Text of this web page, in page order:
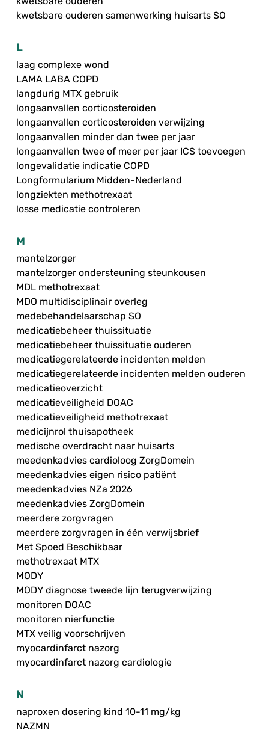
kwetsbare ouderen samenwerking huisarts SO
L
laag complexe wond
LAMA LABA COPD
langdurig MTX gebruik
longaanvallen corticosteroiden
longaanvallen corticosteroiden verwijzing
longaanvallen minder dan twee per jaar
longaanvallen twee of meer per jaar ICS toevoegen
longevalidatie indicatie COPD
Longformularium Midden-Nederland
longziekten methotrexaat
losse medicatie controleren
M
mantelzorger
mantelzorger ondersteuning steunkousen
MDL methotrexaat
MDO multidisciplinair overleg
medebehandelaarschap SO
medicatiebeheer thuissituatie
medicatiebeheer thuissituatie ouderen
medicatiegerelateerde incidenten melden
medicatiegerelateerde incidenten melden ouderen
medicatieoverzicht
medicatieveiligheid DOAC
medicatieveiligheid methotrexaat
medicijnrol thuisapotheek
medische overdracht naar huisarts
meedenkadvies cardioloog ZorgDomein
meedenkadvies eigen risico patiënt
meedenkadvies NZa 2026
meedenkadvies ZorgDomein
meerdere zorgvragen
meerdere zorgvragen in één verwijsbrief
Met Spoed Beschikbaar
methotrexaat MTX
MODY
MODY diagnose tweede lijn terugverwijzing
monitoren DOAC
monitoren nierfunctie
MTX veilig voorschrijven
myocardinfarct nazorg
myocardinfarct nazorg cardiologie
N
naproxen dosering kind 10-11 mg/kg
NAZMN